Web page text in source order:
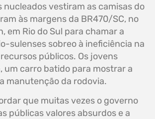
nucleados vestiram as camisas do
às margens da BR470/SC, no
em Rio do Sul para chamar a
sulenses sobreo à ineficiência na
públicos. Os jovens
um carro batido para mostrar a
manutenção da rodovia.
que muitas vezes o governo
públicas valores absurdos e a